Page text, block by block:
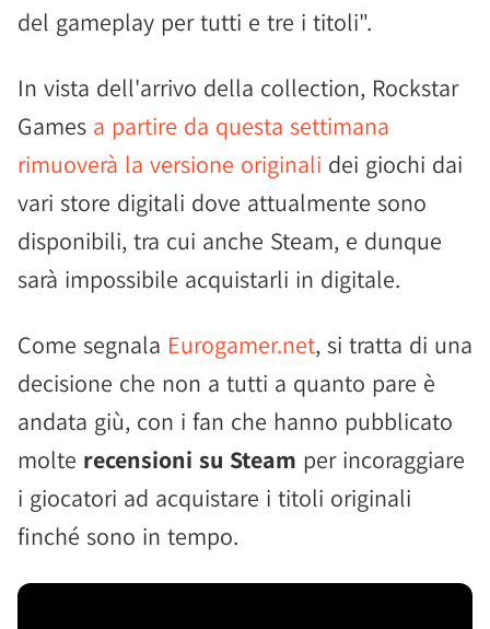
del gameplay per tutti e tre i titoli".
In vista dell'arrivo della collection, Rockstar
Games a partire da questa settimana
rimuoverà la versione originali dei giochi dai
vari store digitali dove attualmente sono
disponibili, tra cui anche Steam, e dunque
sarà impossibile acquistarli in digitale.
Come segnala Eurogamer.net, si tratta di una
decisione che non a tutti a quanto pare è
andata giù, con i fan che hanno pubblicato
molte recensioni su Steam per incoraggiare
i giocatori ad acquistare i titoli originali
finché sono in tempo.